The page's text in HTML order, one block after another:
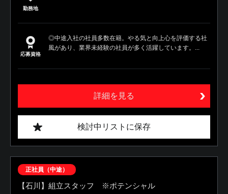
勤務地
応募資格
◎中途入社の社員多数在籍。やる気と向上心を評価する社
風があり、業界未経験の社員が多く活躍しています。...
詳細を見る
検討中リストに保存
正社員（中途）
【石川】組立スタッフ ※ポテンシャル